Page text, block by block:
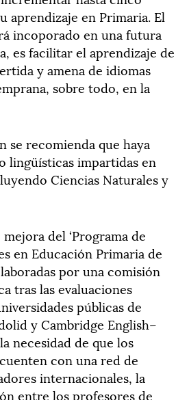
aprendizaje en Primaria. El
incoporado en una futura
es facilitar el aprendizaje de
y amena de idiomas
sobre todo, en la
se recomienda que haya
lingüísticas impartidas en
Ciencias Naturales y
del ‘Programa de
en Educación Primaria de
por una comisión
tras las evaluaciones
públicas de
y Cambridge English–
necesidad de que los
con una red de
internacionales, la
entre los profesores de